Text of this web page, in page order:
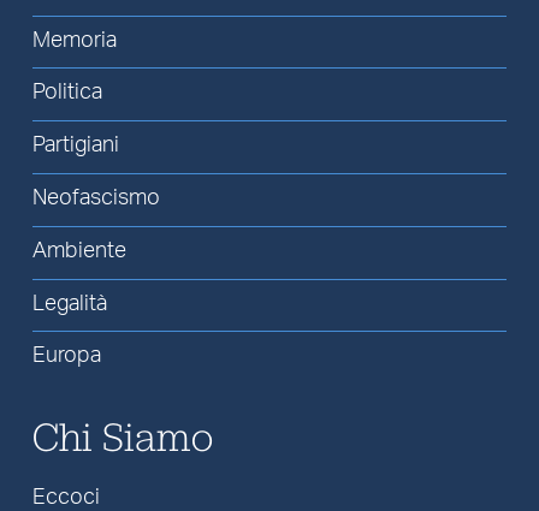
Memoria
Politica
Partigiani
Neofascismo
Ambiente
Legalità
Europa
Chi Siamo
Eccoci